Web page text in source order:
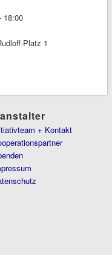
18:00
Platz 1
+ Kontakt